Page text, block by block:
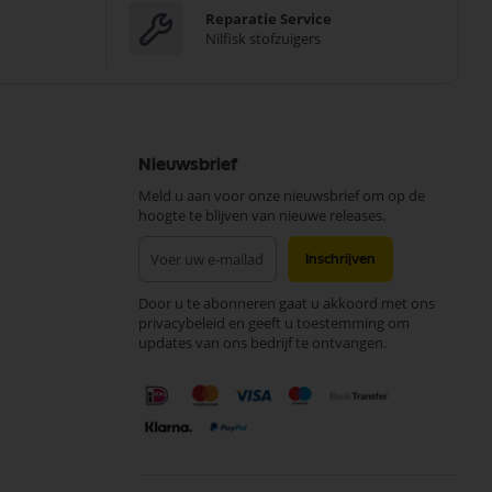
Reparatie Service
Nilfisk stofzuigers
Nieuwsbrief
Meld u aan voor onze nieuwsbrief om op de
hoogte te blijven van nieuwe releases.
onze
nieuwsbrief
Inschrijven
Door u te abonneren gaat u akkoord met ons
privacybeleid en geeft u toestemming om
updates van ons bedrijf te ontvangen.